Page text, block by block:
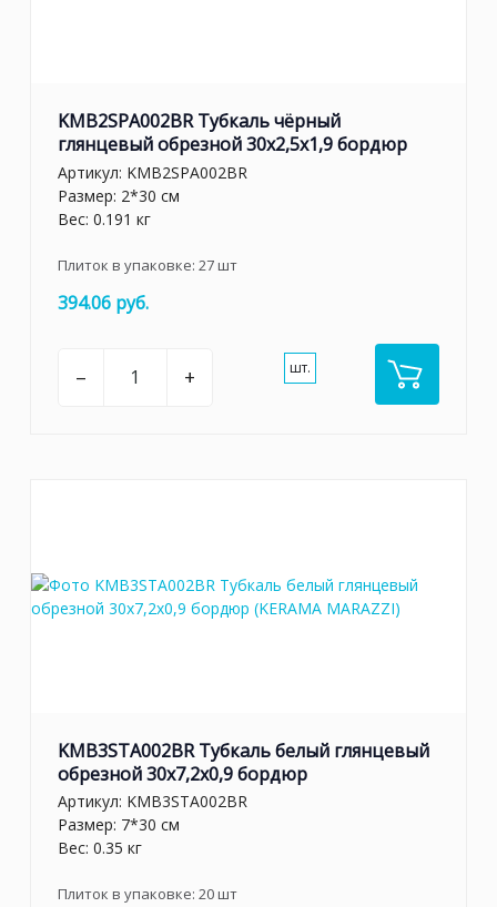
KMB2SPA002BR Тубкаль чёрный
глянцевый обрезной 30x2,5x1,9 бордюр
Артикул: KMB2SPA002BR
Размер: 2*30 см
Вес: 0.191 кг
Плиток в упаковке: 27шт
394.06 руб.
– + шт.
KMB3STA002BR Тубкаль белый глянцевый
обрезной 30x7,2x0,9 бордюр
Артикул: KMB3STA002BR
Размер: 7*30 см
Вес: 0.35 кг
Плиток в упаковке: 20шт